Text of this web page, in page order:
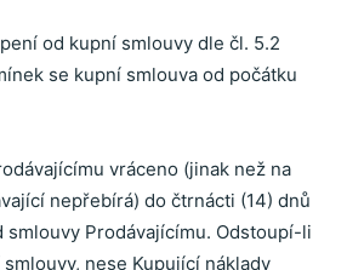
od kupní smlouvy dle čl. 5.2
se kupní smlouva od počátku
vráceno (jinak než na
nepřebírá) do čtrnácti (14) dnů
smlouvy Prodávajícímu. Odstoupí-li
nese Kupující náklady